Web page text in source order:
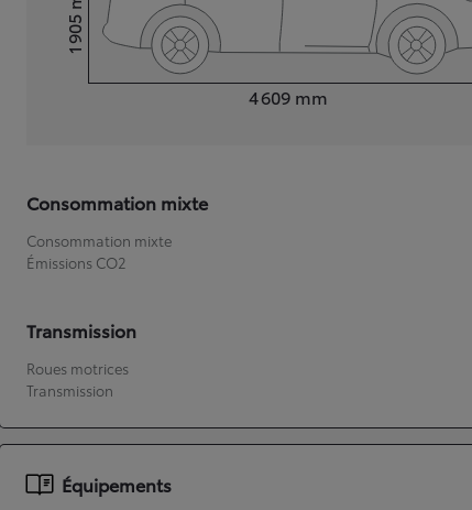
À partir de 19 700 €
4 609 mm
Hauteur1 905
Consommation mixte
Consommation mixte
Émissions CO2
Transmission
Roues motrices
Transmission
Équipements